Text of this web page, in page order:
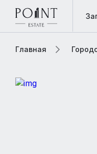
Главная